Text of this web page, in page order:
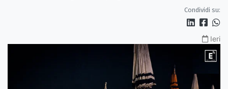
Condividi su:
Ieri